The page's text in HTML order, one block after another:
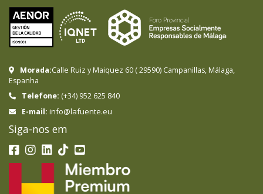
Morada:Calle Ruiz y Maiquez 60 (29590) Campanillas, Málaga,
Espanha
Telefone: (+34) 952 625 840
E-mail: info@lafuente.eu
Siga-nos em